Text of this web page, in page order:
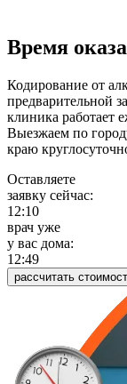
Время
Кодирование от
предварительной
клиника работает
Выезжаем по
краю
Оставляете
заявку сейчас:
12:10
врач уже
у вас дома:
12:49
рассчитать